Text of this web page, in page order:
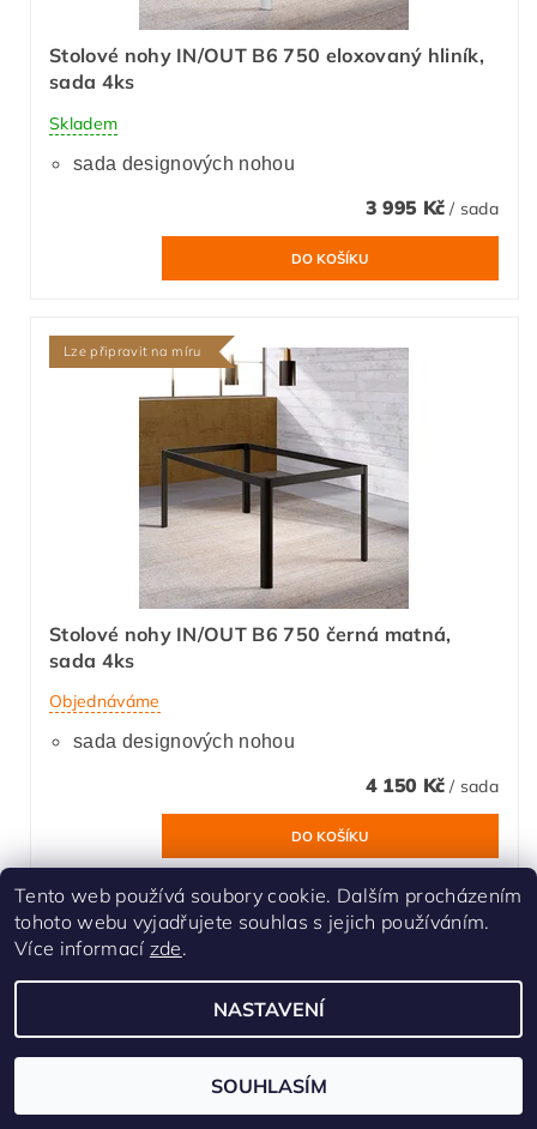
Stolové nohy IN/OUT B6 750 eloxovaný hliník,
sada 4ks
Skladem
sada designových nohou
3 995 Kč/ sada
Lze připravit na míru
Stolové nohy IN/OUT B6 750 černá matná,
sada 4ks
Objednáváme
sada designových nohou
4 150 Kč/ sada
Lze připravit na míru
Tento web používá soubory cookie. Dalším procházením
tohoto webu vyjadřujete souhlas s jejich používáním.
Více informací zde.
NASTAVENÍ
SOUHLASÍM